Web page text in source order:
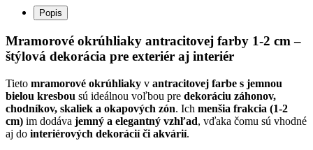
Popis
Mramorové okrúhliaky antracitovej farby 1-2 cm –
štýlová dekorácia pre exteriér aj interiér
Tieto mramorové okrúhliaky v antracitovej farbe s jemnou
bielou kresbou sú ideálnou voľbou pre dekoráciu záhonov,
chodníkov, skaliek a okapových zón. Ich menšia frakcia (1-2
cm) im dodáva jemný a elegantný vzhľad, vďaka čomu sú vhodné
aj do interiérových dekorácií či akvárií.